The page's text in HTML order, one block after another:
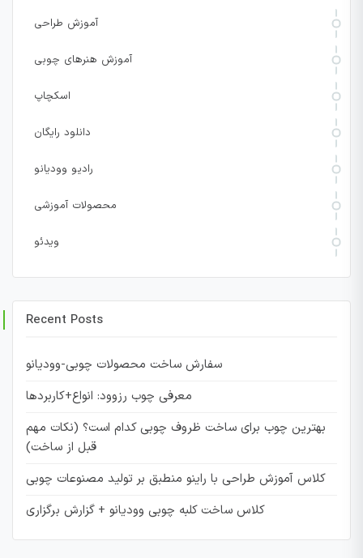
آموزش طراحی
آموزش هنرهای چوبی
اسکچاپ
دانلود رایگان
رادیو وودیانو
محصولات آموزشی
ویدئو
Recent Posts
سفارش ساخت محصولات چوبی-وودیانو
معرفی چوب رزوود: انواع+کاربردها
بهترین چوب برای ساخت ظروف چوبی کدام است؟ (نکات مهم
قبل از ساخت)
کلاس آموزش طراحی با راینو منطبق بر تولید مصنوعات چوبی
کلاس ساخت کلبه چوبی وودیانو + گزارش برگزاری